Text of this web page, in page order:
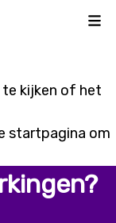
te kijken of het
startpagina om